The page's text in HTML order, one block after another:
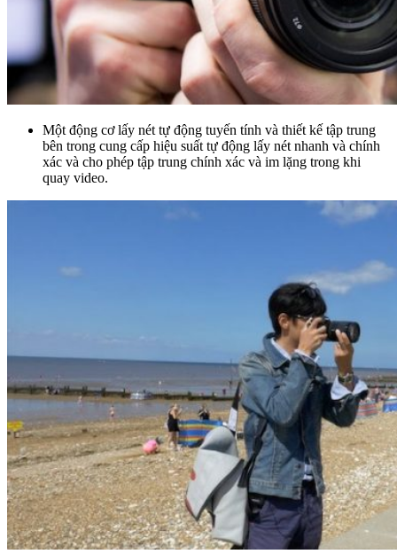
Một động cơ lấy nét tự động tuyến tính và thiết kế tập trung
bên trong cung cấp hiệu suất tự động lấy nét nhanh và chính
xác và cho phép tập trung chính xác và im lặng trong khi
quay video.